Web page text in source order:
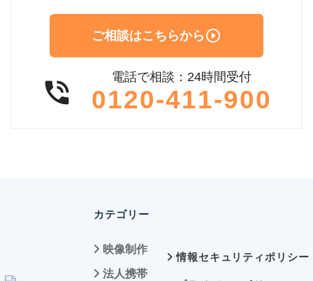
ご相談はこちらから 
 電話で相談：24時間受付
0120-411-900
カテゴリー
映像制作
法人携帯
情報セキュリティポリシー